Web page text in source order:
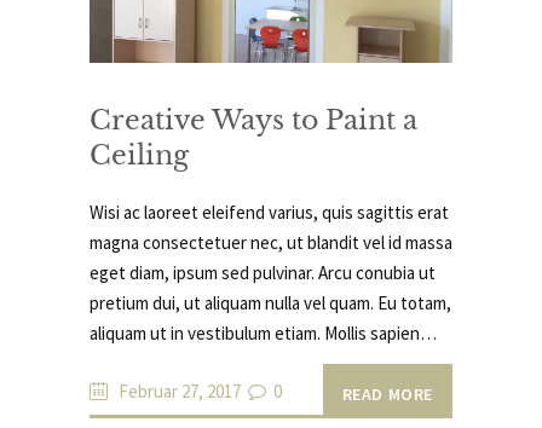
Creative Ways to Paint a
Ceiling
Wisi ac laoreet eleifend varius, quis sagittis erat
magna consectetuer nec, ut blandit vel id massa
eget diam, ipsum sed pulvinar. Arcu conubia ut
pretium dui, ut aliquam nulla vel quam. Eu totam,
aliquam ut in vestibulum etiam. Mollis sapien…
Februar 27, 2017 0 READ MORE